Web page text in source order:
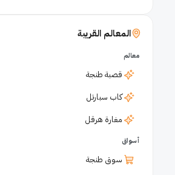
المعالم القريبة
معالم
قصبة طنجة
كاب سبارتل
مغارة هرقل
أسواق
سوق طنجة